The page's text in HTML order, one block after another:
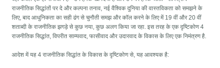
राजनीतिक सिद्धांतों पर दे और कल्पना तनाव, नई वैश्विक दुनिया की वास्तविकता को समझने के
लिए, बाद आधुनिकता का सही ढंग से चुनौती समझ और कॉल करने के लिए में 19 वीं और 20 वीं
शताब्दी के राजनीतिक झगड़े से कुछ नया, कुछ अलग किया जा रहा. इस तरह के एक दृष्टिकोण 4
राजनीतिक सिद्धांत, विपरीत साम्यवाद, फासीवाद और उदारवाद के विकास के लिए एक निमंत्रण है.
आदेश में यह 4 राजनीतिक सिद्धांत के विकास के दृष्टिकोण से, यह आवश्यक है: